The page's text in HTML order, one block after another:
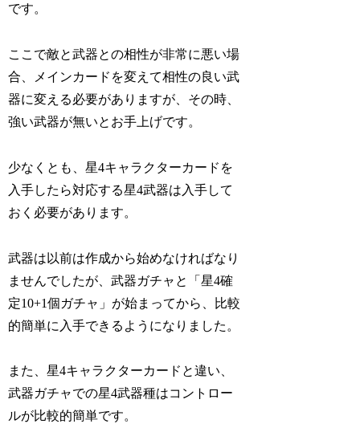
です。
ここで敵と武器との相性が非常に悪い場
合、メインカードを変えて相性の良い武
器に変える必要がありますが、その時、
強い武器が無いとお手上げです。
少なくとも、星4キャラクターカードを
入手したら対応する星4武器は入手して
おく必要があります。
武器は以前は作成から始めなければなり
ませんでしたが、武器ガチャと「星4確
定10+1個ガチャ」が始まってから、比較
的簡単に入手できるようになりました。
また、星4キャラクターカードと違い、
武器ガチャでの星4武器種はコントロー
ルが比較的簡単です。